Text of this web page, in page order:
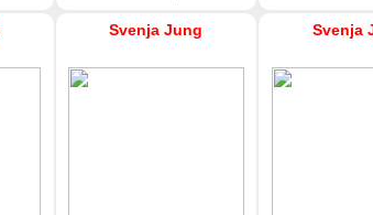
Svenja Jung Svenja